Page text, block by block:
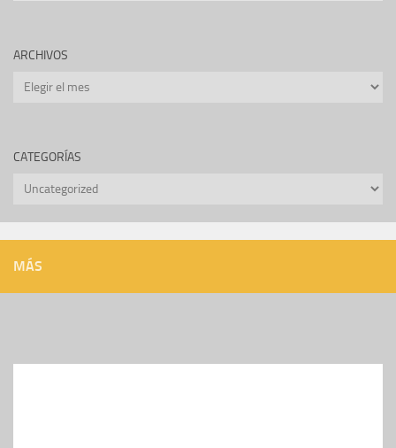
ARCHIVOS
Archivos
CATEGORÍAS
Categorías
MÁS